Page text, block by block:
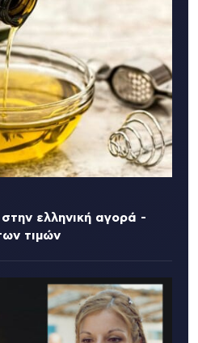
ελληνική αγορά -
τιμών